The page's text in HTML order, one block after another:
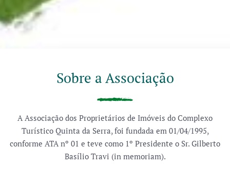
Sobre a Associação
A Associação dos Proprietários de Imóveis do Complexo
Turístico Quinta da Serra, foi fundada em 01/04/1995,
conforme ATA nº 01 e teve como 1º Presidente o Sr. Gilberto
Basílio Travi (in memoriam).